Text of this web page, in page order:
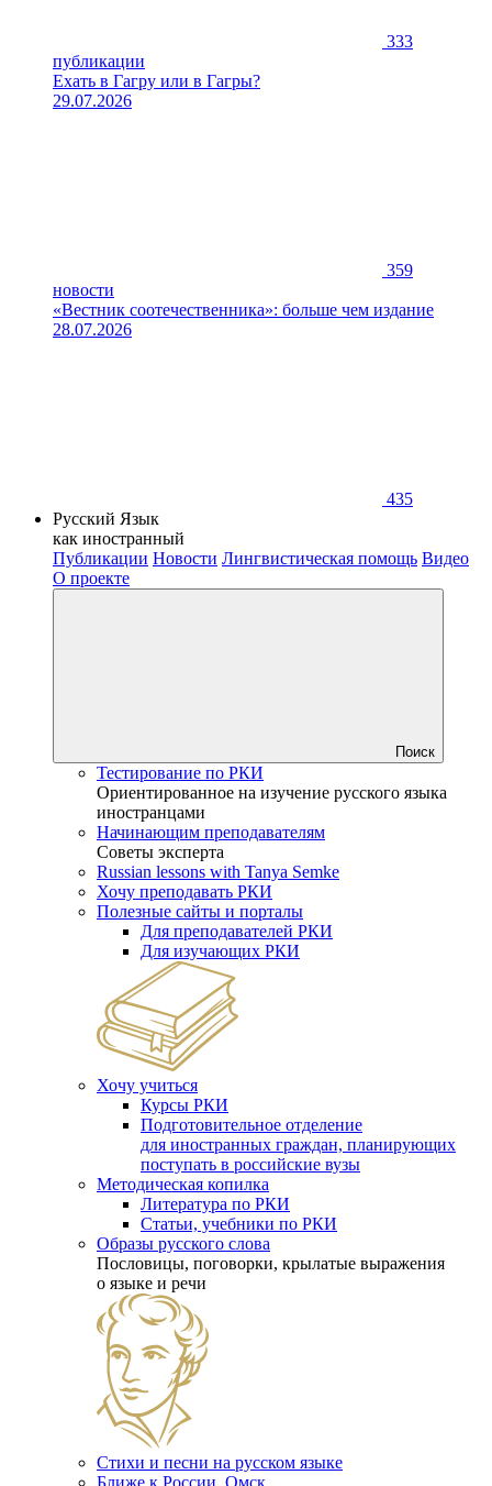
333
публикации
Ехать в Гагру или в Гагры?
29.07.2026
359
новости
«Вестник соотечественника»: больше чем издание
28.07.2026
435
Русский Язык
как иностранный
Публикации Новости Лингвистическая помощь Видео
О проекте
Поиск
Тестирование по РКИ
Ориентированное на изучение русского языка
иностранцами
Начинающим преподавателям
Советы эксперта
Russian lessons with Tanya Semke
Хочу преподавать РКИ
Полезные сайты и порталы
Для преподавателей РКИ
Для изучающих РКИ
Хочу учиться
Курсы РКИ
Подготовительное отделение
для иностранных граждан, планирующих
поступать в российские вузы
Методическая копилка
Литература по РКИ
Статьи, учебники по РКИ
Образы русского слова
Пословицы, поговорки, крылатые выражения
о языке и речи
Стихи и песни на русском языке
Ближе к России. Омск